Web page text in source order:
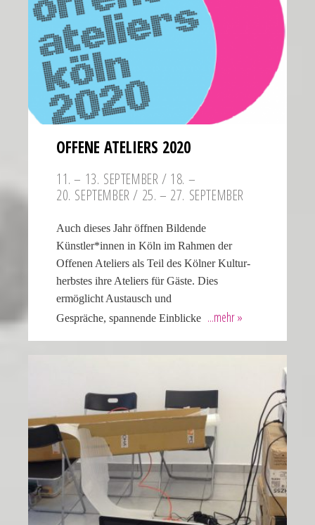
OFFENE ATELIERS 2020
11. – 13. SEPTEMBER / 18. –
20. SEPTEMBER / 25. – 27. SEPTEMBER
Auch dieses Jahr öffnen Bildende
Künstler*innen in Köln im Rahmen der
Offenen Ateliers als Teil des Kölner Kultur­
herbstes ihre Ateliers für Gäste. Dies
ermöglicht Austausch und
Gespräche, spannende Einblicke